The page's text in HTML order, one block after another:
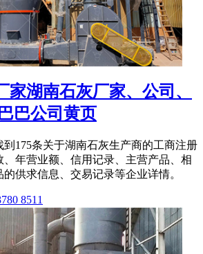
家湖南石灰厂家、公司、
巴公司黄页
到175条关于湖南石灰生产商的工商注册
、年营业额、信用记录、主营产品、相
供求信息、交易记录等企业详情。
8511